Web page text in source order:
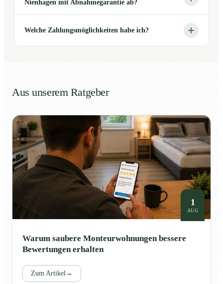
Nienhagen mit Abnahmegarantie ab?
Welche Zahlungsmöglichkeiten habe ich?
Aus unserem Ratgeber
1
AUG
Warum saubere Monteurwohnungen bessere
Bewertungen erhalten
Zum Artikel→